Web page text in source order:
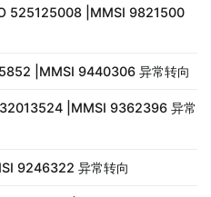
525125008 |MMSI 9821500
|MMSI 9440306 异常转向
|MMSI 9362396 异常
9246322 异常转向